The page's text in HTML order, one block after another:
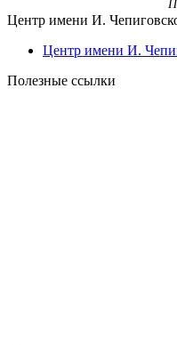
Центр имени И.
Центр имени И.
Полезные ссылки